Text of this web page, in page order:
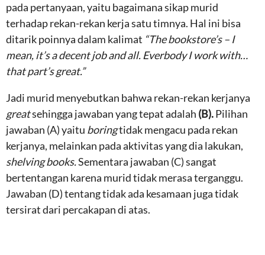
pada pertanyaan, yaitu bagaimana sikap murid
terhadap rekan-rekan kerja satu timnya. Hal ini bisa
ditarik poinnya dalam kalimat “The bookstore’s – I
mean, it’s a decent job and all. Everbody I work with…
that part’s great.”
Jadi murid menyebutkan bahwa rekan-rekan kerjanya
greatsehingga jawaban yang tepat adalah (B).Pilihan
jawaban (A) yaitu boringtidak mengacu pada rekan
kerjanya, melainkan pada aktivitas yang dia lakukan,
shelving books.Sementara jawaban (C) sangat
bertentangan karena murid tidak merasa terganggu.
Jawaban (D) tentang tidak ada kesamaan juga tidak
tersirat dari percakapan di atas.